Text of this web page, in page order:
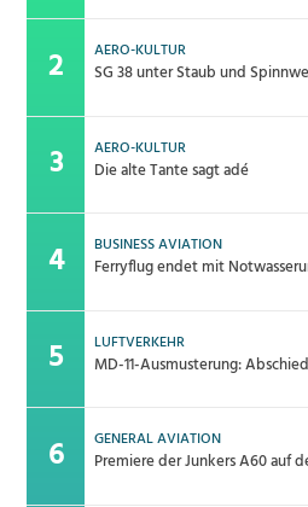
AERO-KULTUR
SG 38 unter Staub und
AERO-KULTUR
Die alte Tante sagt adé
BUSINESS AVIATION
Ferryflug endet mit
LUFTVERKEHR
MD-11-Ausmusterung:
GENERAL AVIATION
Premiere der Junkers A60 auf